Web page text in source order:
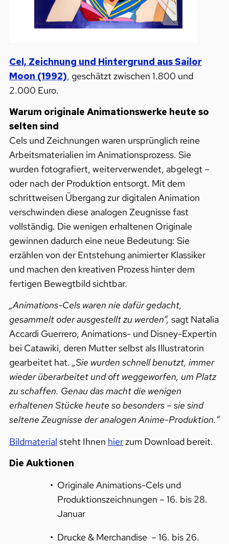
Cel, Zeichnung und Hintergrund aus Sailor
Moon (1992), geschätzt zwischen 1.800 und
2.000 Euro.
Warum originale Animationswerke heute so
selten sind
Cels und Zeichnungen waren ursprünglich reine
Arbeitsmaterialien im Animationsprozess. Sie
wurden fotografiert, weiterverwendet, abgelegt –
oder nach der Produktion entsorgt. Mit dem
schrittweisen Übergang zur digitalen Animation
verschwinden diese analogen Zeugnisse fast
vollständig. Die wenigen erhaltenen Originale
gewinnen dadurch eine neue Bedeutung: Sie
erzählen von der Entstehung animierter Klassiker
und machen den kreativen Prozess hinter dem
fertigen Bewegtbild sichtbar.
„Animations-Cels waren nie dafür gedacht,
gesammelt oder ausgestellt zu werden“, sagt Natalia
Accardi Guerrero, Animations- und Disney-Expertin
bei Catawiki, deren Mutter selbst als Illustratorin
gearbeitet hat. „Sie wurden schnell benutzt, immer
wieder überarbeitet und oft weggeworfen, um Platz
zu schaffen. Genau das macht die wenigen
erhaltenen Stücke heute so besonders – sie sind
seltene Zeugnisse der analogen Anime-Produktion.“
Bildmaterial steht Ihnen hierzum Download bereit.
Die Auktionen
Originale Animations-Cels und
Produktionszeichnungen – 16. bis 28.
Januar
Drucke & Merchandise – 16. bis 26.